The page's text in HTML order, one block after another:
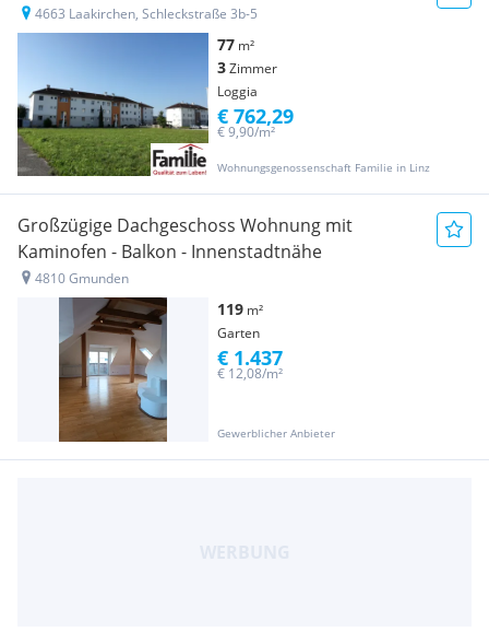
4663 Laakirchen, Schleckstraße 3b-5
77 m²
3Zimmer
Loggia
Wohnungsgenossenschaft Familie in Linz
€ 9,90/m²
€ 762,29
Großzügige Dachgeschoss Wohnung mit
Kaminofen - Balkon - Innenstadtnähe
4810 Gmunden
119 m²
Garten
Gewerblicher Anbieter
€ 12,08/m²
€ 1.437